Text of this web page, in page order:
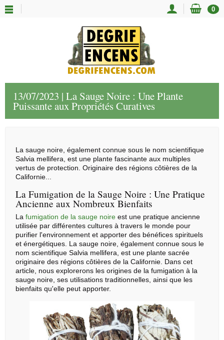
0
13/07/2023 | La Sauge Noire : Une Plante
Puissante aux Propriétés Curatives
La sauge noire, également connue sous le nom scientifique
Salvia mellifera, est une plante fascinante aux multiples
vertus de protection. Originaire des régions côtières de la
Californie...
La Fumigation de la Sauge Noire : Une Pratique
Ancienne aux Nombreux Bienfaits
La fumigation de la sauge noire est une pratique ancienne
utilisée par différentes cultures à travers le monde pour
purifier l'environnement et apporter des bénéfices spirituels
et énergétiques. La sauge noire, également connue sous le
nom scientifique Salvia mellifera, est une plante sacrée
originaire des régions côtières de la Californie. Dans cet
article, nous explorerons les origines de la fumigation à la
sauge noire, ses utilisations traditionnelles, ainsi que les
bienfaits qu'elle peut apporter.